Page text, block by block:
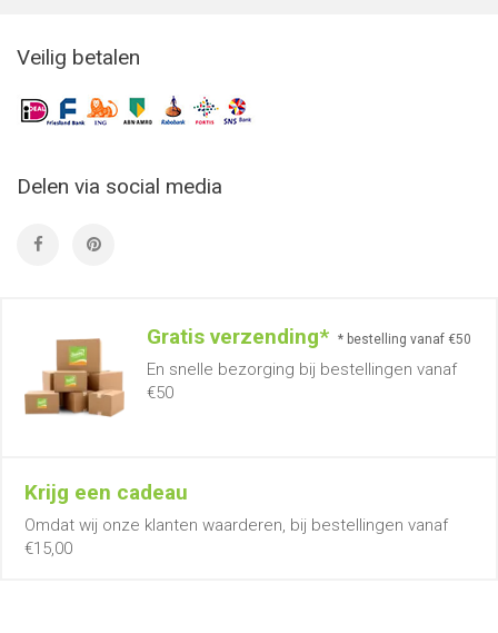
Veilig betalen
Delen via social media
Gratis verzending* * bestelling vanaf €50
En snelle bezorging bij bestellingen vanaf
€50
Krijg een cadeau
Omdat wij onze klanten waarderen, bij bestellingen vanaf
€15,00